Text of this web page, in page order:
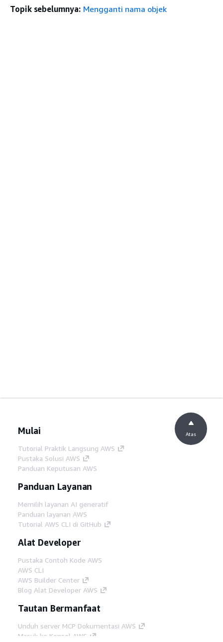
Topik sebelumnya: Mengganti nama objek
Mulai
Tutorial Praktik Langsung AWS
Pustaka Solusi AWS
Panduan Keputusan AWS
Panduan Layanan
Memilih layanan AI generatif
Panduan layanan AWS
Tutorial AWS CLI di GitHub
Alat Developer
Pustaka Contoh Kode AWS
AWS CLI
AWS Builder Center
Blog Alat Developer AWS
Tautan Bermanfaat
Unduh server MCP Dokumentasi AWS
Masuk ke Konsol AWS
Atas